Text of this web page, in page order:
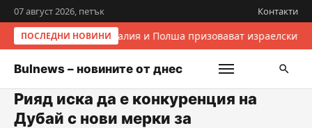
07 август 2026, петък Контакти
ПОСЛЕДНИ НОВИНИИталия и Полша призовават
Bulnews – новините от днес
Рияд иска да е конкуренция на
Дубай с нови мерки за